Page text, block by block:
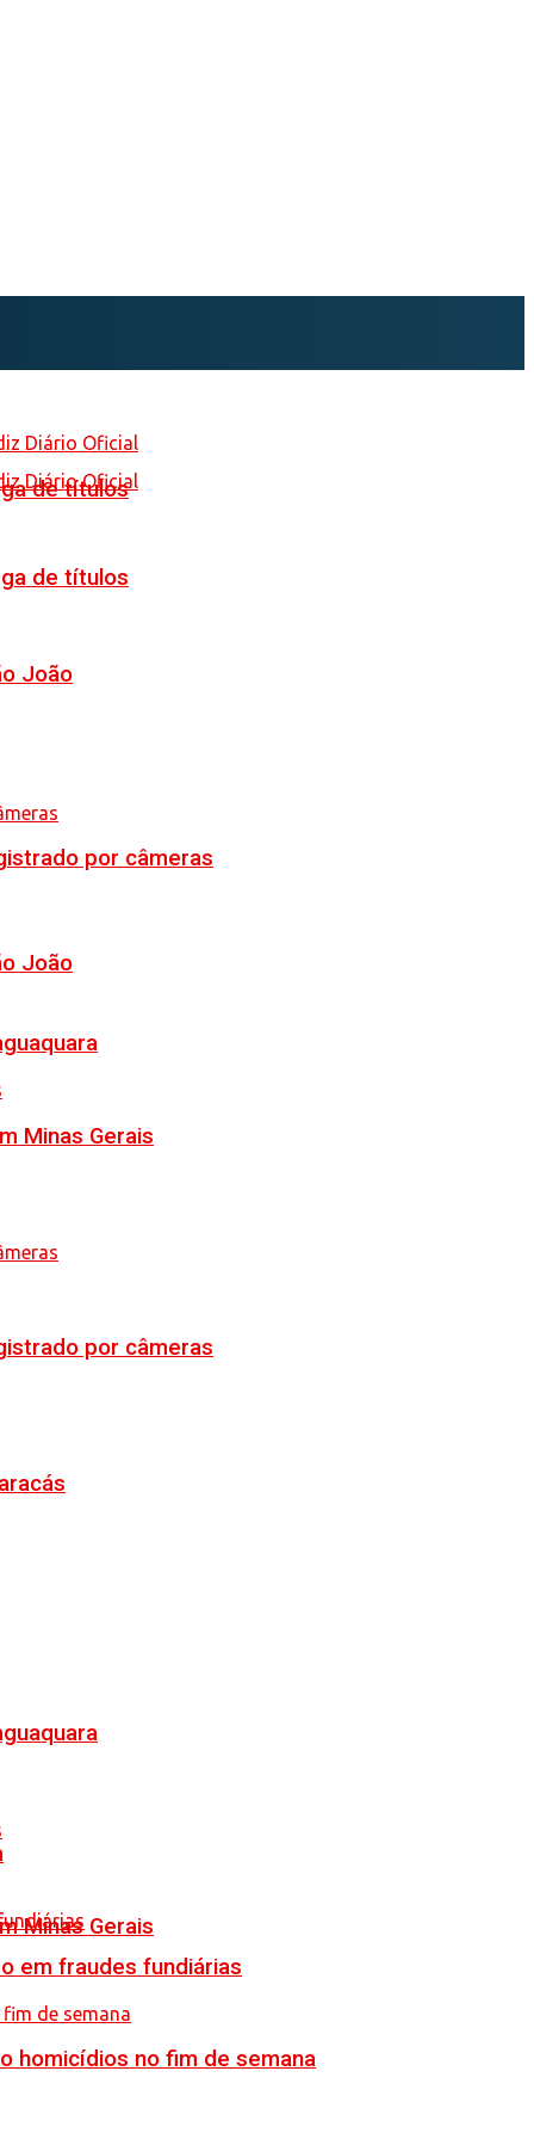
de títulos
João
por câmeras
Minas Gerais
de títulos
João
por câmeras
Minas Gerais
em fraudes fundiárias
homicídios no fim de semana